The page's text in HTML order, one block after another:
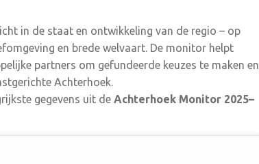
in de staat en ontwikkeling van de regio – op
en brede welvaart. De monitor helpt
partners om gefundeerde keuzes te maken en
Achterhoek.
gegevens uit de Achterhoek Monitor 2025–